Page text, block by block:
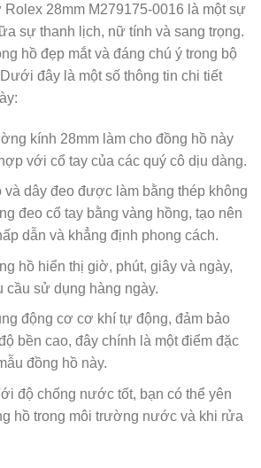
28mm M279175-0016 là một sự
sự thanh lịch, nữ tính và sang trọng.
hồ đẹp mắt và đáng chú ý trong bộ
đây là một số thông tin chi tiết
kính 28mm làm cho đồng hồ này
với cổ tay của các quý cô dịu dàng.
và dây đeo được làm bằng thép không
đeo cổ tay bằng vàng hồng, tạo nên
dẫn và khẳng định phong cách.
hồ hiển thị giờ, phút, giây và ngày,
cầu sử dụng hàng ngày.
động cơ cơ khí tự động, đảm bảo
bền cao, đây chính là một điểm đặc
đồng hồ này.
độ chống nước tốt, bạn có thể yên
hồ trong môi trường nước và khi rửa